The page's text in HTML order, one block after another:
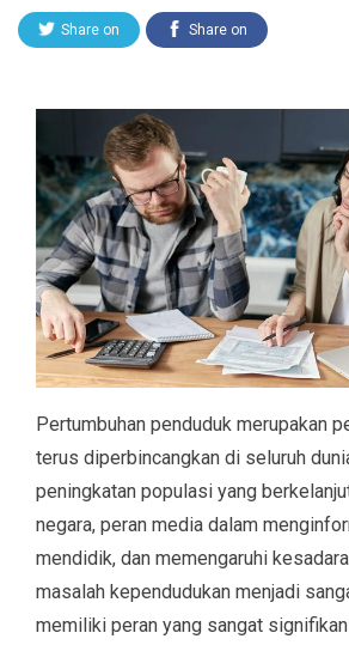
Share on Share on
Pertumbuhan penduduk merupakan
terus diperbincangkan di seluruh
peningkatan populasi yang
negara, peran media dalam
mendidik, dan memengaruhi
masalah kependudukan menjadi
memiliki peran yang sangat